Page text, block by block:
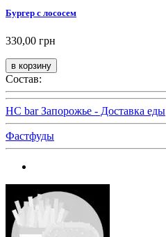
Бургер с лососем
330,00 грн
Состав:
HC bar Запорожье - Доставка еды
Фастфуды